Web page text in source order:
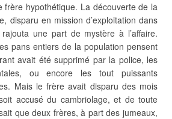
frère hypothétique. La découverte de la
disparu en mission d’exploitation dans
une part de mystère à l’affaire.
pans entiers de la population pensent
avait été supprimé par la police, les
ou encore les tout puissants
Mais le frère avait disparu des mois
accusé du cambriolage, et de toute
que deux frères, à part des jumeaux,